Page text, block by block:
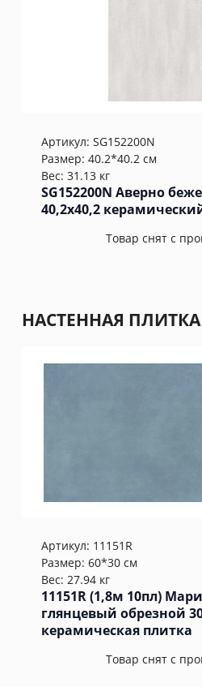
Артикул: SG152200N
Размер: 40.2*40.2 см
Вес: 31.13 кг
SG152200N Аверно
40,2x40,2
Товар снят с
НАСТЕННАЯ ПЛИТКА
Артикул: 11151R
Размер: 60*30 см
Вес: 27.94 кг
11151R (1,8м 10пл)
глянцевый обрезной
керамическая плитка
Товар снят с